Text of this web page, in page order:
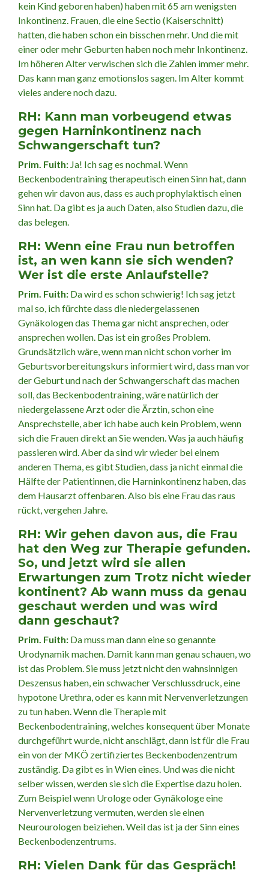
kein Kind geboren haben) haben mit 65 am wenigsten
Inkontinenz. Frauen, die eine Sectio (Kaiserschnitt)
hatten, die haben schon ein bisschen mehr. Und die mit
einer oder mehr Geburten haben noch mehr Inkontinenz.
Im höheren Alter verwischen sich die Zahlen immer mehr.
Das kann man ganz emotionslos sagen. Im Alter kommt
vieles andere noch dazu.
RH: Kann man vorbeugend etwas
gegen Harninkontinenz nach
Schwangerschaft tun?
Prim. Fuith: Ja! Ich sag es nochmal. Wenn
Beckenbodentraining therapeutisch einen Sinn hat, dann
gehen wir davon aus, dass es auch prophylaktisch einen
Sinn hat. Da gibt es ja auch Daten, also Studien dazu, die
das belegen.
RH: Wenn eine Frau nun betroffen
ist, an wen kann sie sich wenden?
Wer ist die erste Anlaufstelle?
Prim. Fuith: Da wird es schon schwierig! Ich sag jetzt
mal so, ich fürchte dass die niedergelassenen
Gynäkologen das Thema gar nicht ansprechen, oder
ansprechen wollen. Das ist ein großes Problem.
Grundsätzlich wäre, wenn man nicht schon vorher im
Geburtsvorbereitungskurs informiert wird, dass man vor
der Geburt und nach der Schwangerschaft das machen
soll, das Beckenbodentraining, wäre natürlich der
niedergelassene Arzt oder die Ärztin, schon eine
Ansprechstelle, aber ich habe auch kein Problem, wenn
sich die Frauen direkt an Sie wenden. Was ja auch häufig
passieren wird. Aber da sind wir wieder bei einem
anderen Thema, es gibt Studien, dass ja nicht einmal die
Hälfte der Patientinnen, die Harninkontinenz haben, das
dem Hausarzt offenbaren. Also bis eine Frau das raus
rückt, vergehen Jahre.
RH: Wir gehen davon aus, die Frau
hat den Weg zur Therapie gefunden.
So, und jetzt wird sie allen
Erwartungen zum Trotz nicht wieder
kontinent? Ab wann muss da genau
geschaut werden und was wird
dann geschaut?
Prim. Fuith: Da muss man dann eine so genannte
Urodynamik machen. Damit kann man genau schauen, wo
ist das Problem. Sie muss jetzt nicht den wahnsinnigen
Deszensus haben, ein schwacher Verschlussdruck, eine
hypotone Urethra, oder es kann mit Nervenverletzungen
zu tun haben. Wenn die Therapie mit
Beckenbodentraining, welches konsequent über Monate
durchgeführt wurde, nicht anschlägt, dann ist für die Frau
ein von der MKÖ zertifiziertes Beckenbodenzentrum
zuständig. Da gibt es in Wien eines. Und was die nicht
selber wissen, werden sie sich die Expertise dazu holen.
Zum Beispiel wenn Urologe oder Gynäkologe eine
Nervenverletzung vermuten, werden sie einen
Neurourologen beiziehen. Weil das ist ja der Sinn eines
Beckenbodenzentrums.
RH: Vielen Dank für das Gespräch!